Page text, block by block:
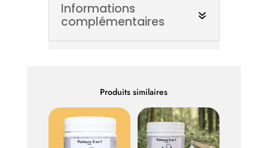
Informations
complémentaires
Produits similaires